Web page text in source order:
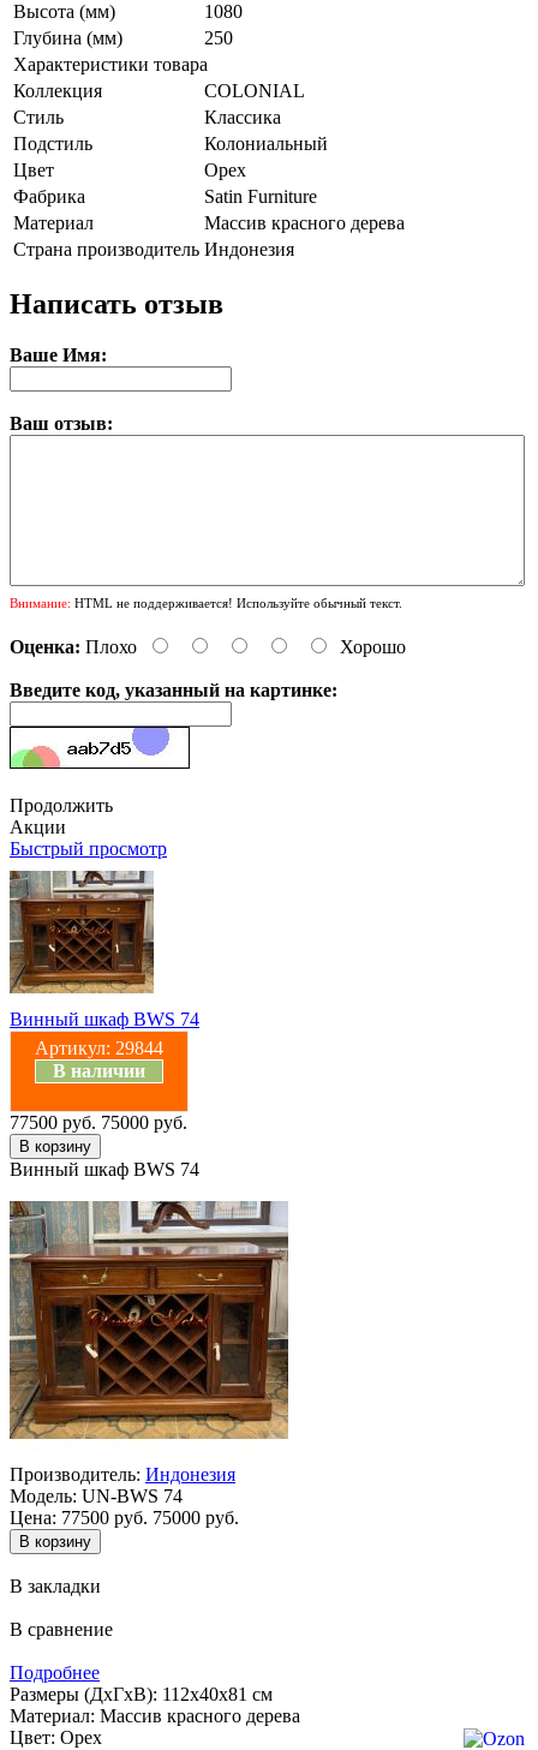
Высота (мм)
1080
Глубина (мм)
250
Характеристики товара
Коллекция
COLONIAL
Стиль
Классика
Подстиль
Колониальный
Цвет
Орех
Фабрика
Satin Furniture
Материал
Массив красного дерева
Страна производитель Индонезия
Написать отзыв
Ваше Имя:
Ваш отзыв:
Внимание: HTML не поддерживается! Используйте обычный текст.
Оценка: Плохо Хорошо
Введите код, указанный на картинке:
Продолжить
Акции
Быстрый просмотр
Винный шкаф BWS 74
Артикул: 29844
В наличии
77500 руб. 75000 руб.
Винный шкаф BWS 74
Производитель: Индонезия
Модель: UN-BWS 74
Цена: 77500 руб. 75000 руб.
В закладки
В сравнение
Подробнее
Размеры (ДхГхВ): 112х40х81 см
Материал: Массив красного дерева
Цвет: Орех